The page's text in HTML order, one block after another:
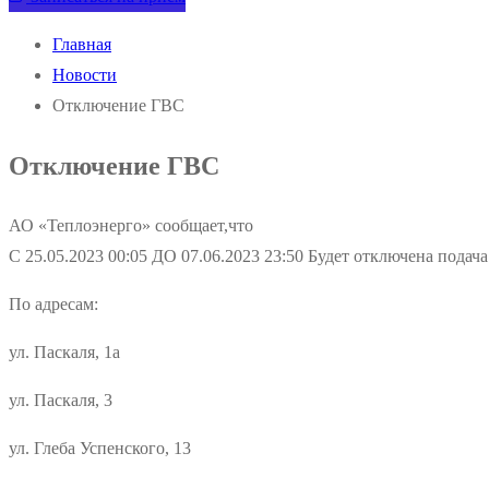
Главная
Новости
Отключение ГВС
Отключение ГВС
АО «Теплоэнерго» сообщает,что
C 25.05.2023 00:05 ДО 07.06.2023 23:50 Будет отключена
По адресам:
ул. Паскаля, 1а
ул. Паскаля, 3
ул. Глеба Успенского, 13